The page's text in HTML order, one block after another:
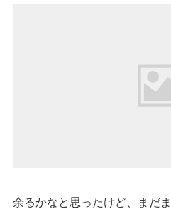
余るかなと思ったけど、まだ